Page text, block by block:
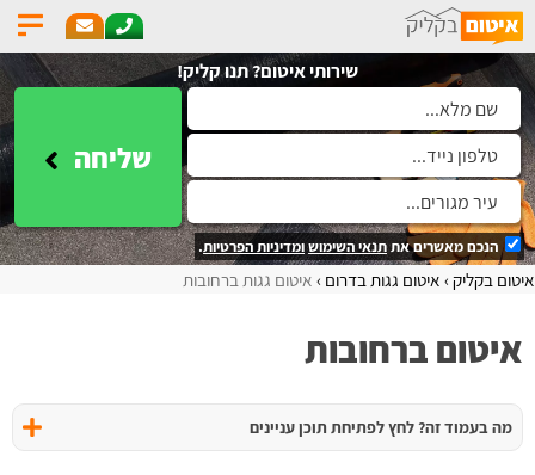
שירותי איטום? תנו קליק!
שליחה
הנכם מאשרים אתתנאי השימושומדיניות הפרטיות.
איטום בקליק איטום גגות בדרום איטום גגות ברחובות
איטום ברחובות
מה בעמוד זה? לחץ לפתיחת תוכן עניינים